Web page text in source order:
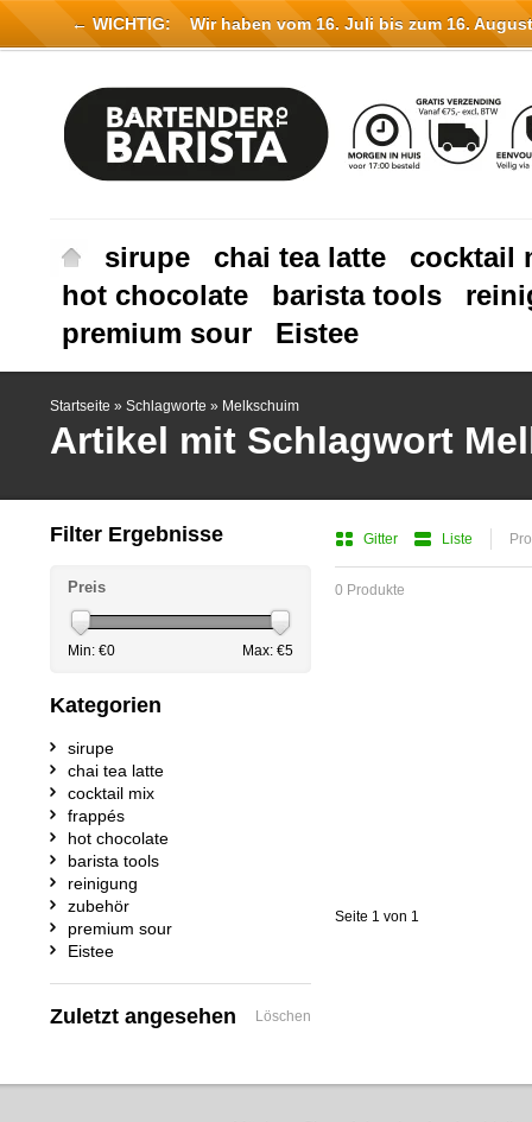
sirupe chai tea latte
cocktail
hot chocolate
barista tools
premium sour
Eistee
Startseite » Schlagworte » Melkschuim
Artikel mit Schlagwort
Gitter Liste
0 Produkte
Seite 1 von 1
Filter Ergebnisse
Preis
Min: €0 Max: €5
Kategorien
sirupe
chai tea latte
cocktail mix
frappés
hot chocolate
barista tools
reinigung
zubehör
premium sour
Eistee
Zuletzt angesehen Löschen
← WICHTIG: Wir haben vom 16. Juli bis zum 16.